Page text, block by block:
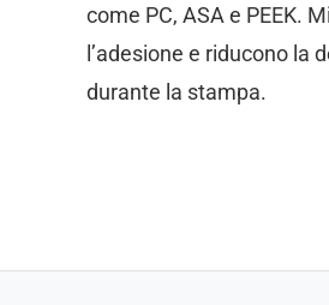
come PC, ASA e PEEK.
l’adesione e riducono la
durante la stampa.